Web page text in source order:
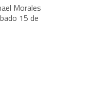
Morales
15 de